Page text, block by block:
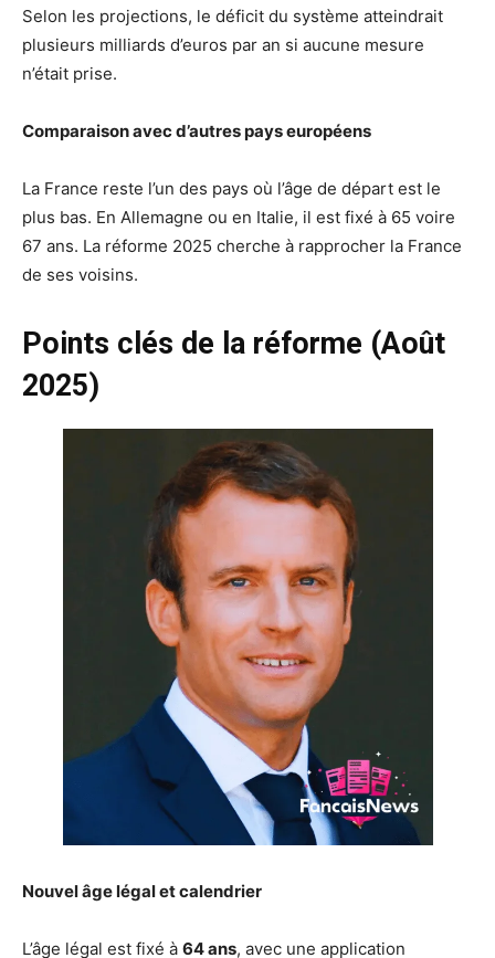
Selon les projections, le déficit du système atteindrait
plusieurs milliards d’euros par an si aucune mesure
n’était prise.
Comparaison avec d’autres pays européens
La France reste l’un des pays où l’âge de départ est le
plus bas. En Allemagne ou en Italie, il est fixé à 65 voire
67 ans. La réforme 2025 cherche à rapprocher la France
de ses voisins.
Points clés de la réforme (Août
2025)
Nouvel âge légal et calendrier
L’âge légal est fixé à 64 ans, avec une application